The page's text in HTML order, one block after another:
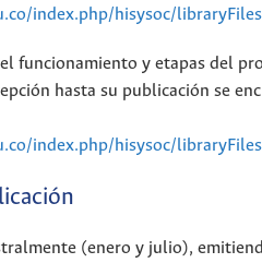
index.php/hisysoc/
funcionamiento y etapas del
hasta su publicación se
index.php/hisysoc/
(enero y julio),